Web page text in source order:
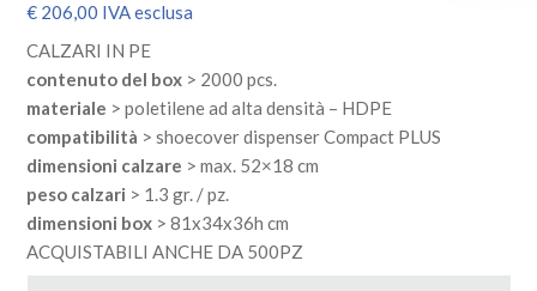
€ 206,00 IVA esclusa
CALZARI IN PE
contenuto del box > 2000 pcs.
materiale > poletilene ad alta densità – HDPE
compatibilità > shoecover dispenser Compact PLUS
dimensioni calzare > max. 52×18 cm
peso calzari > 1.3 gr. / pz.
dimensioni box > 81x34x36h cm
ACQUISTABILI ANCHE DA 500PZ